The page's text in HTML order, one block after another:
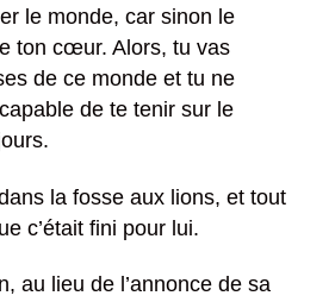
le monde, car sinon le
ton cœur. Alors, tu vas
de ce monde et tu ne
de te tenir sur le
la fosse aux lions, et tout
c’était fini pour lui.
au lieu de l’annonce de sa